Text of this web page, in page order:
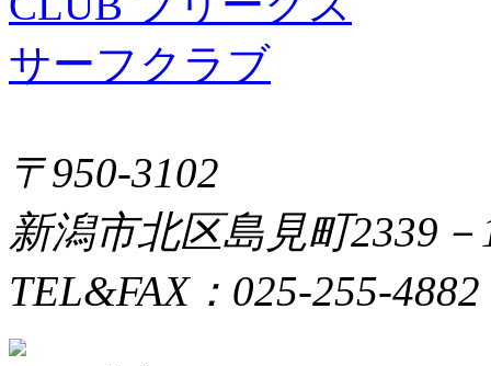
〒950-3102
新潟市北区島見町2339－
TEL&FAX：025-255-4882